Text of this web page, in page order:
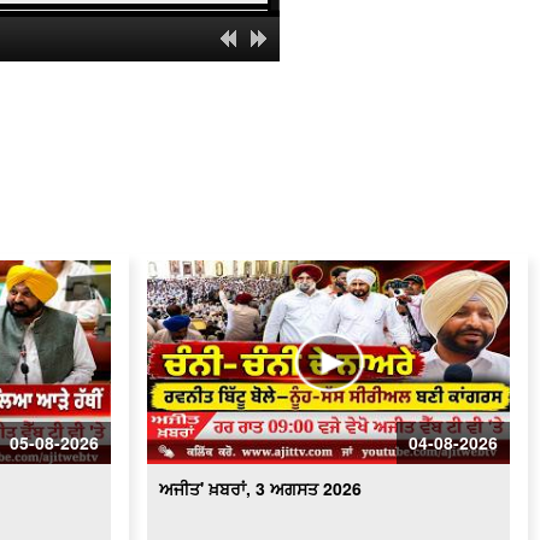
ਅਜੀਤ' ਖ਼ਬਰਾਂ, 29 ਜੁਲਾਈ 2026
ਅਜੀਤ' ਖ਼ਬਰਾਂ, 28 ਜੁਲਾਈ 2026
ਅਜੀਤ' ਖ਼ਬਰਾਂ, 27 ਜੁਲਾਈ 2026
05-08-2026
04-08-2026
ਅਜੀਤ' ਖ਼ਬਰਾਂ, 3 ਅਗਸਤ 2026